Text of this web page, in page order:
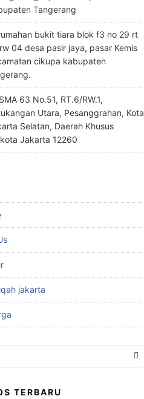
Tangerang
bukit tiara blok f3 no 29 rt
04 desa pasir jaya, pasar Kemis
cikupa kabupaten
63 No.51, RT.6/RW.1,
Utara, Pesanggrahan, Kota
Selatan, Daerah Khusus
Jakarta 12260
jakarta
TERBARU